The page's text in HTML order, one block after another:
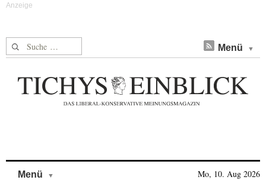
Suche nach: Menü
Menü Mo, 10. Aug 2026